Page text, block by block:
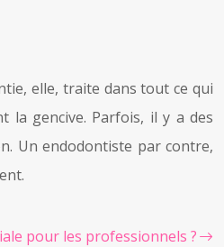
elle, traite dans tout ce qui
la gencive. Parfois, il y a des
Un endodontiste par contre,
pour les professionnels ?